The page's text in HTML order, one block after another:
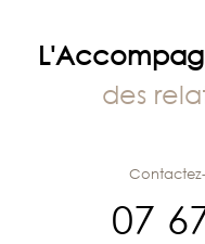
des
07